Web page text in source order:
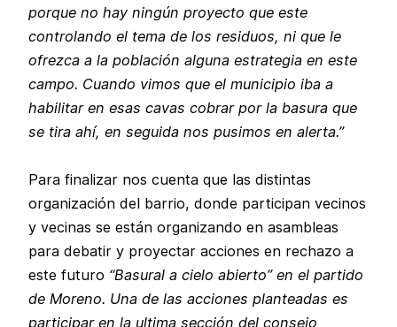
porque no hay ningún proyecto que este
controlando el tema de los residuos, ni que le
ofrezca a la población alguna estrategia en este
campo. Cuando vimos que el municipio iba a
habilitar en esas cavas cobrar por la basura que
se tira ahí, en seguida nos pusimos en alerta.”
Para finalizar nos cuenta que las distintas
organización del barrio, donde participan vecinos
y vecinas se están organizando en asambleas
para debatir y proyectar acciones en rechazo a
este futuro “Basural a cielo abierto” en el partido
de Moreno. Una de las acciones planteadas es
participar en la ultima sección del consejo